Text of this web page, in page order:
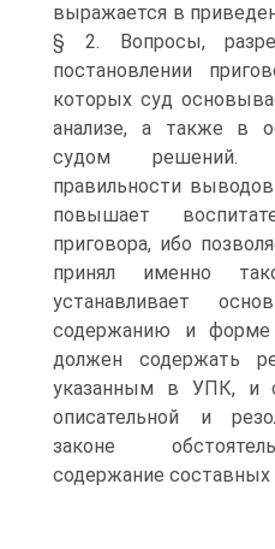
выражается в
§ 2. Вопросы,
постановлении
которых суд
анализе, а также в
судом решений.
правильности
повышает
приговора, ибо
принял именно
устанавливает
содержанию и форме
должен содержать
указанным в УПК, и
описательной и
законе
содержание составных